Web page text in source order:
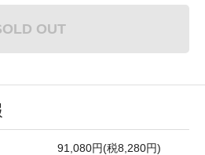
OUT
91,080円(税8,280円)